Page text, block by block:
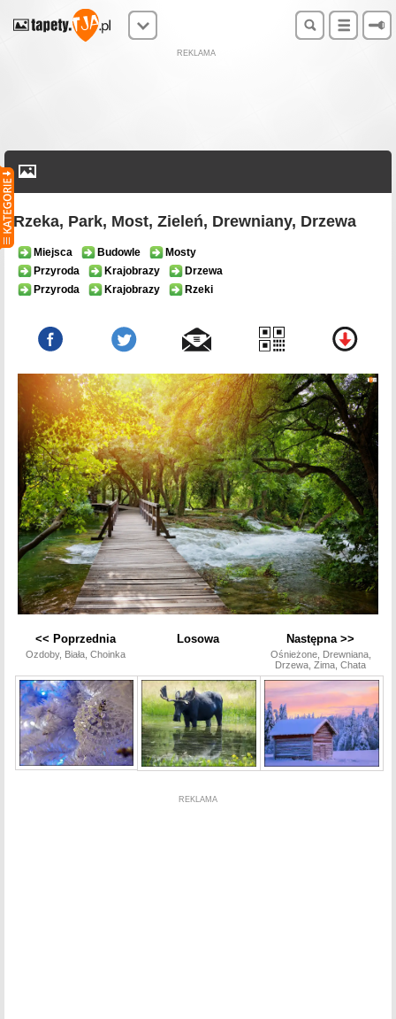
REKLAMA
Rzeka, Park, Most, Zieleń, Drewniany, Drzewa
Miejsca Budowle
Mosty
Przyroda
Krajobrazy
Drzewa
Przyroda
Krajobrazy Rzeki
<< Poprzednia
Ozdoby, Biała, Choinka
Losowa Następna >>
Ośnieżone, Drewniana,
Drzewa, Zima, Chata
REKLAMA